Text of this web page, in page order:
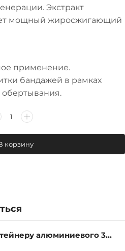
Экстракт
мощный жиросжигающий
применение.
бандажей в рамках
корзину
Крышка к контейнеру алюминиевого 380мл